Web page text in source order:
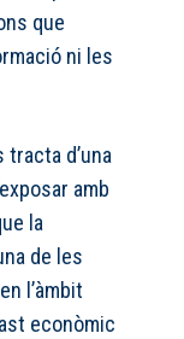
que
ni les
d’una
amb
la
de les
l’àmbit
econòmic